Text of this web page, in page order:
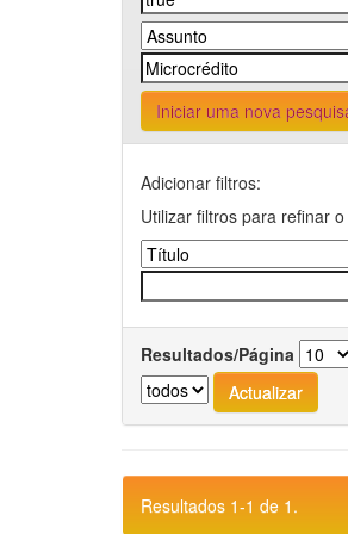
Iniciar uma nova
Adicionar filtros:
Utilizar filtros para refinar
Resultados/Página
Resultados 1-1 de 1.